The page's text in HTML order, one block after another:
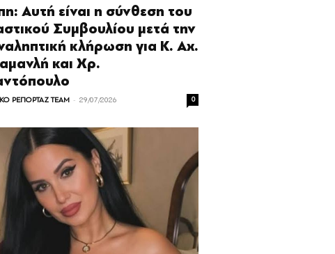
Αυτή είναι η σύνθεση του
Συμβουλίου μετά την
κλήρωση για Κ. Αχ.
και Χρ.
ΡΕΠΟΡΤΑΖ TEAM - 29/07/2026 0